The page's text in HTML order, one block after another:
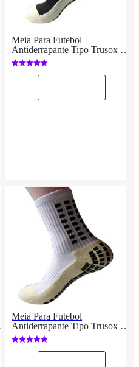
Meia Para Futebol
Antiderrapante Tipo Trusox -
Anti Torção
Meia Para Futebol
Antiderrapante Tipo Trusox -
Anti Torção